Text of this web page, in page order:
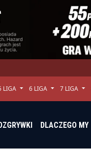
LIGA 6 LIGA 7 LIGA
DLACZEGO MY